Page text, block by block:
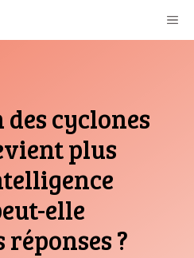
cyclones
plus
elle
?